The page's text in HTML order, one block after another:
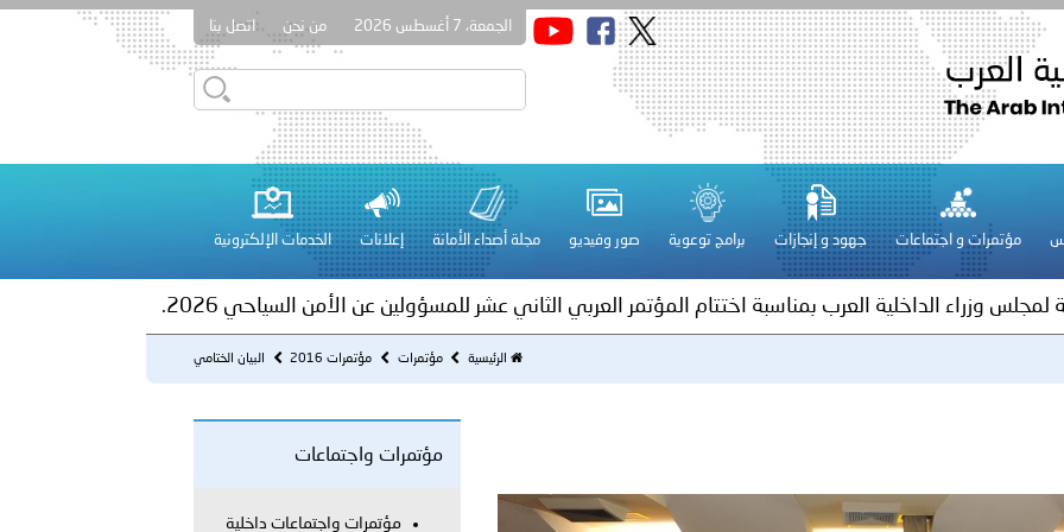
الجمعة، 7 أغسطس 2026 من نحن اتصل بنا
مؤتمرات و اجتماعات جهود و إنجازات برامج توعوية صور وفيديو مجلة أصداء الأمانة إعلانات الخدمات الإلكترونية
الكويت ـ 1448/02/22هـ ــ الموافق 2026/08/05 م - بمناسبة صدور المرسومين الأميريين معالي النائب الأول لرئيس مجلس الوزراء
بتعيين اللواء حمد أحمد المنيفي وكيل وزارة مساعد لشؤون الأمن العام..
لمجلس وزراء الداخلية العرب بشأن الاعتداءات الإرهابية الحوثية على الأعيان المدنية في مدينة نـجران
لمجلس وزراء الداخلية العرب بمناسبة اختتام المؤتمر العربي الثاني عشر للمسؤولين عن الأمن السياحي 2026.
مشروع قانون عربي استرشادي لحماية الآثار والتراث الوطني
فلسطين ـ 1448/02/22هـ ــ الموافق 2026/08/05 م - الشرطة الفلسطينية والكلية الدولية الجامعية للعلوم والصحة توقعان اتفاقية
الرئيسية مؤتمرات مؤتمرات 2016 البيان الختامي
مؤتمرات واجتماعات
مؤتمرات واجتماعات داخلية